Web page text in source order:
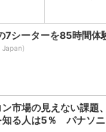
7シーターを85時間体
Japan)
ン市場の見えない課題
知る人は5％ パナソニ